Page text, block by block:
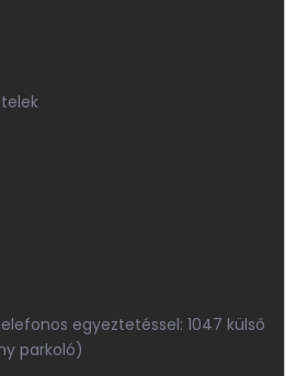
egyeztetéssel: 1047 külső
parkoló)